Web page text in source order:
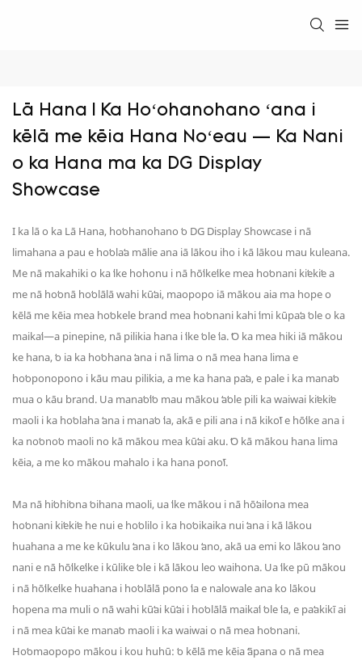
Lā Hana | Ka Hoʻohanohano ʻana i
kēlā me kēia Hana Noʻeau — Ka Nani
o ka Hana ma ka DG Display
Showcase
I ka lā o ka Lā Hana, hoʻohanohano ʻo DG Display Showcase i nā
limahana a pau e hoʻolaʻa mālie ana iā lākou iho i kā lākou mau kuleana.
Me nā makahiki o ka ʻike hohonu i nā hōʻikeʻike mea hoʻonani kiʻekiʻe a
me nā hoʻonā hoʻolālā wahi kūʻai, maopopo iā mākou aia ma hope o
kēlā me kēia mea hoʻokele brand mea hoʻonani kahi ʻimi kūpaʻa ʻole o ka
maikaʻi—a pinepine, nā pilikia hana i ʻike ʻole ʻia. ʻO ka mea hiki iā mākou
ke hana, ʻo ia ka hoʻohana ʻana i nā lima o nā mea hana lima e
hoʻoponopono i kāu mau pilikia, a me ka hana paʻa, e pale i ka manaʻo
mua o kāu brand. Ua manaʻoʻiʻo mau mākou ʻaʻole pili ka waiwai kiʻekiʻe
maoli i ka hoʻolaha ʻana i manaʻo ʻia, akā e pili ana i nā kikoʻī e hōʻike ana i
ka noʻonoʻo maoli no kā mākou mea kūʻai aku. ʻO kā mākou hana lima
kēia, a me ko mākou mahalo i ka hana ponoʻī.
Ma nā hiʻohiʻona ʻoihana maoli, ua ʻike mākou i nā hōʻailona mea
hoʻonani kiʻekiʻe he nui e hoʻolilo i ka hoʻoikaika nui ʻana i kā lākou
huahana a me ke kūkulu ʻana i ko lākou ʻano, akā ua emi ko lākou ʻano
nani e nā hōʻikeʻike i kūlike ʻole i kā lākou leo ​​​​​​waihona. Ua ʻike pū mākou
i nā hōʻikeʻike huahana i hoʻolālā pono ʻia e nalowale ana ko lākou
hopena ma muli o nā wahi kūʻai kūʻai i hoʻolālā maikaʻi ʻole ʻia, e paʻakikī ai
i nā mea kūʻai ke manaʻo maoli i ka waiwai o nā mea hoʻonani.
Hoʻomaopopo mākou i kou huhū: ʻo kēlā me kēia ʻāpana o nā mea